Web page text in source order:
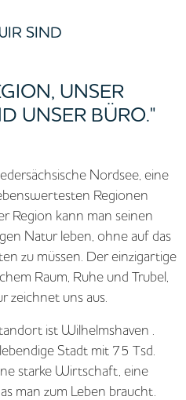
SIND
UNSER
UNSER BÜRO."
Nordsee, eine
Regionen
Region kann man seinen
Natur leben, ohne auf das
zu müssen. Der einzigartige
Raum, Ruhe und Trubel,
zeichnet uns aus.
ist Wilhelmshaven .
Stadt mit 75 Tsd.
starke Wirtschaft, eine
man zum Leben braucht.